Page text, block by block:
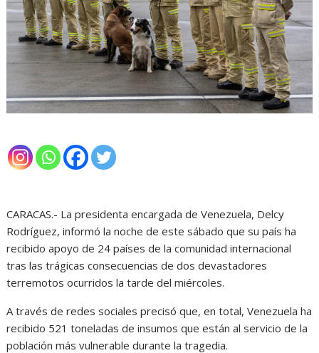
CARACAS.- La presidenta encargada de Venezuela, Delcy
Rodríguez, informó la noche de este sábado que su país ha
recibido apoyo de 24 países de la comunidad internacional
tras las trágicas consecuencias de dos devastadores
terremotos ocurridos la tarde del miércoles.
A través de redes sociales precisó que, en total, Venezuela ha
recibido 521 toneladas de insumos que están al servicio de la
población más vulnerable durante la tragedia.